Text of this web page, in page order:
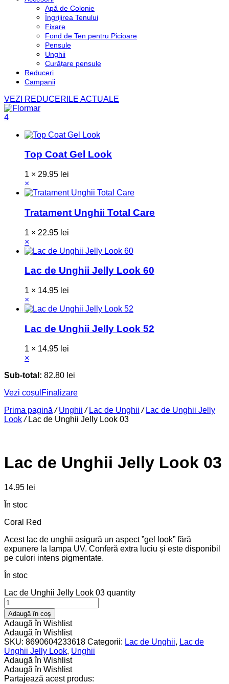
Apă de Colonie
Îngrijirea Tenului
Fixare
Fond de Ten pentru Picioare
Pensule
Unghii
Curățare pensule
Reduceri
Campanii
VEZI REDUCERILE ACTUALE
4
Top Coat Gel Look
1 × 29.95 lei
×
Tratament Unghii Total Care
1 × 22.95 lei
×
Lac de Unghii Jelly Look 60
1 × 14.95 lei
×
Lac de Unghii Jelly Look 52
1 × 14.95 lei
×
Sub-total: 82.80 lei
Vezi coșul Finalizare
Prima pagină /Unghii / Lac de Unghii / Lac de Unghii Jelly
Look/ Lac de Unghii Jelly Look 03
Lac de Unghii Jelly Look 03
14.95 lei
În stoc
Coral Red
Acest lac de unghii asigură un aspect ”gel look” fără
expunere la lampa UV. Conferă extra luciu și este disponibil
pe culori intens pigmentate.
În stoc
Lac de Unghii Jelly Look 03 quantity
Adaugă în coș
Adaugă în Wishlist
Adaugă în Wishlist
SKU: 8690604233618 Categorii: Lac de Unghii, Lac de
Unghii Jelly Look, Unghii
Adaugă în Wishlist
Adaugă în Wishlist
Partajează acest produs: